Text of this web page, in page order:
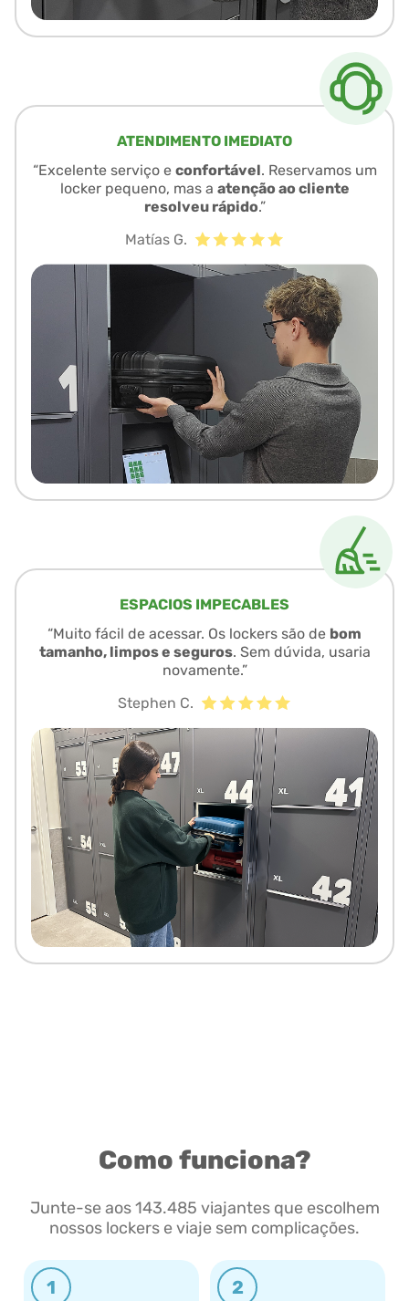
ATENDIMENTO IMEDIATO
“Excelente serviço e confortável. Reservamos um
locker pequeno, mas a atenção ao cliente
resolveu rápido.”
Matías G.
ESPACIOS IMPECABLES
“Muito fácil de acessar. Os lockers são de bom
tamanho, limpos e seguros. Sem dúvida, usaria
novamente.”
Stephen C.
Como funciona?
Junte-se aos 143.485 viajantes que escolhem
nossos lockers e viaje sem complicações.
1 2